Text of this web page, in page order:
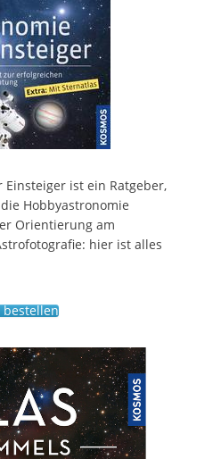
ist ein Ratgeber,
Hobbyastronomie
Orientierung am
hier ist alles
bestellen